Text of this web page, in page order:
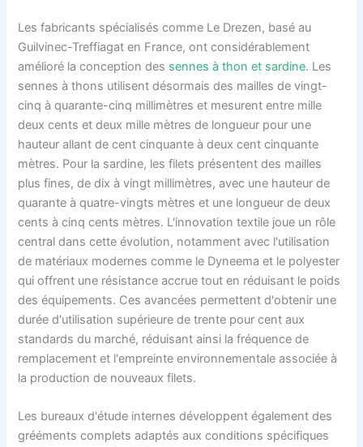
Les fabricants spécialisés comme Le Drezen, basé au
Guilvinec-Treffiagat en France, ont considérablement
amélioré la conception des sennes à thon et sardine. Les
sennes à thons utilisent désormais des mailles de vingt-
cinq à quarante-cinq millimètres et mesurent entre mille
deux cents et deux mille mètres de longueur pour une
hauteur allant de cent cinquante à deux cent cinquante
mètres. Pour la sardine, les filets présentent des mailles
plus fines, de dix à vingt millimètres, avec une hauteur de
quarante à quatre-vingts mètres et une longueur de deux
cents à cinq cents mètres. L'innovation textile joue un rôle
central dans cette évolution, notamment avec l'utilisation
de matériaux modernes comme le Dyneema et le polyester
qui offrent une résistance accrue tout en réduisant le poids
des équipements. Ces avancées permettent d'obtenir une
durée d'utilisation supérieure de trente pour cent aux
standards du marché, réduisant ainsi la fréquence de
remplacement et l'empreinte environnementale associée à
la production de nouveaux filets.
Les bureaux d'étude internes développent également des
grééments complets adaptés aux conditions spécifiques